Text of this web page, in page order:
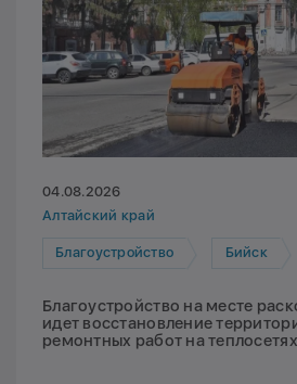
04.08.2026
Алтайский край
Благоустройство Бийск
Благоустройство на месте
идет восстановление
ремонтных работ на